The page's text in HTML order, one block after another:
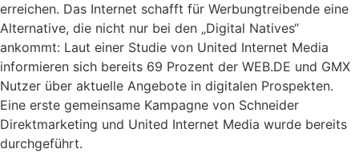
erreichen. Das Internet schafft für Werbungtreibende eine
Alternative, die nicht nur bei den „Digital Natives“
ankommt: Laut einer Studie von United Internet Media
informieren sich bereits 69 Prozent der WEB.DE und GMX
Nutzer über aktuelle Angebote in digitalen Prospekten.
Eine erste gemeinsame Kampagne von Schneider
Direktmarketing und United Internet Media wurde bereits
durchgeführt.